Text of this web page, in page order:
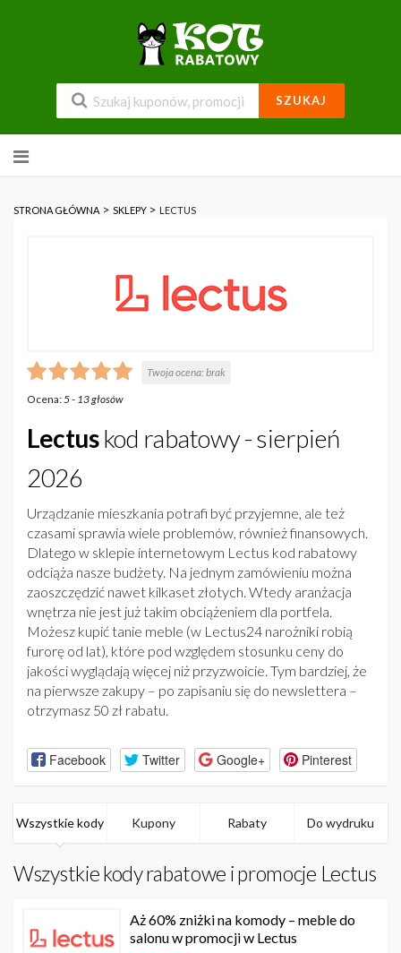
SZUKAJ
do
STRONA GŁÓWNA > SKLEPY > LECTUS
Twoja ocena:brak
Ocena:5- 13głosów
Lectuskod rabatowy - sierpień
2026
Urządzanie mieszkania potrafi być przyjemne, ale też
czasami sprawia wiele problemów, również finansowych.
Dlatego w sklepie internetowym Lectus kod rabatowy
odciąża nasze budżety. Na jednym zamówieniu można
zaoszczędzić nawet kilkaset złotych. Wtedy aranżacja
wnętrza nie jest już takim obciążeniem dla portfela.
Możesz kupić tanie meble (w Lectus24 narożniki robią
furorę od lat), które pod względem stosunku ceny do
jakości wyglądają więcej niż przyzwoicie. Tym bardziej, że
na pierwsze zakupy – po zapisaniu się do newslettera –
otrzymasz 50 zł rabatu.
Facebook Twitter Google+ Pinterest
Wszystkie kody Kupony Rabaty Do wydruku
Wszystkie kody rabatowe i promocje Lectus
Aż 60% zniżki na komody – meble do
salonu w promocji w Lectus